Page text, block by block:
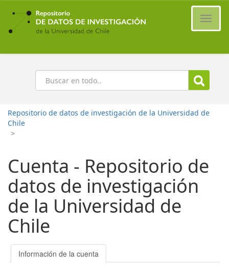
Ir
contenido
principal
Buscar
Repositorio de datos de investigación de la Universidad de
Chile
>
Cuenta - Repositorio de
datos de investigación
de la Universidad de
Chile
Información de la cuenta